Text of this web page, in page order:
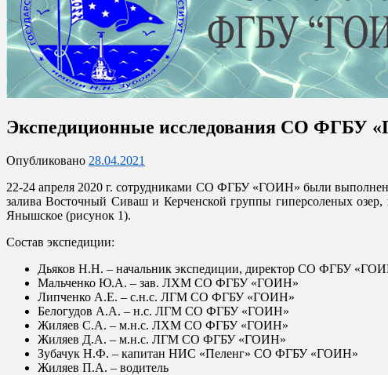
Севастопольское отделение
Официальный сайт отделения
Экспедиционные исследования СО ФГБУ
Опубликовано 28.04.2021
22-24 апреля 2020 г. сотрудниками СО ФГБУ «ГОИН» были
залива Восточный Сиваш и Керченской группы гиперсоленых
Янышское (рисунок 1).
Состав экспедиции:
Дьяков Н.Н. – начальник экспедиции, директор СО ФГБУ
Мальченко Ю.А. – зав. ЛХМ СО ФГБУ «ГОИН»
Липченко А.Е. – с.н.с. ЛГМ СО ФГБУ «ГОИН»
Белогудов А.А. – н.с. ЛГМ СО ФГБУ «ГОИН»
Жиляев С.А. – м.н.с. ЛХМ СО ФГБУ «ГОИН»
Жиляев Д.А. – м.н.с. ЛГМ СО ФГБУ «ГОИН»
Зубачук Н.Ф. – капитан НИС «Пеленг» СО ФГБУ «ГОИН»
Жиляев П.А. – водитель